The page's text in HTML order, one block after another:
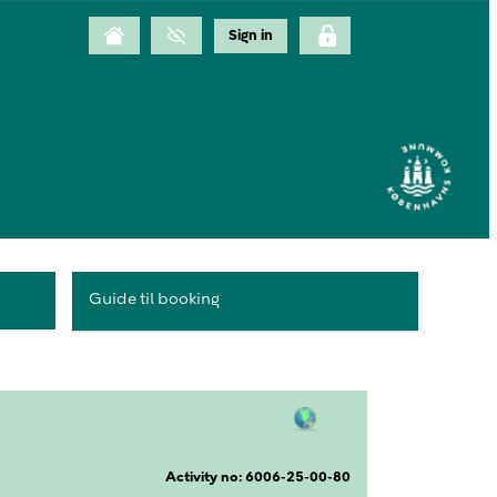
Guide til booking
Activity no: 6006-25-00-80